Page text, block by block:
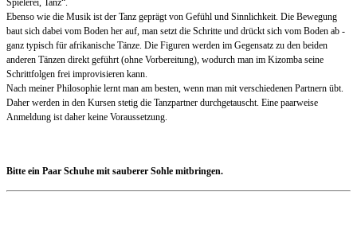
Ebenso wie die Musik ist der Tanz geprägt von Gefühl und Sinnlichkeit. Die Bewegung
baut sich dabei vom Boden her auf, man setzt die Schritte und drückt sich vom Boden ab -
ganz typisch für afrikanische Tänze. Die Figuren werden im Gegensatz zu den beiden
anderen Tänzen direkt geführt (ohne Vorbereitung), wodurch man im Kizomba seine
Schrittfolgen frei improvisieren kann.
Nach meiner Philosophie lernt man am besten, wenn man mit verschiedenen Partnern übt.
Daher werden in den Kursen stetig die Tanzpartner durchgetauscht. Eine paarweise
Anmeldung ist daher keine Voraussetzung.
Bitte ein Paar Schuhe mit sauberer Sohle mitbringen.